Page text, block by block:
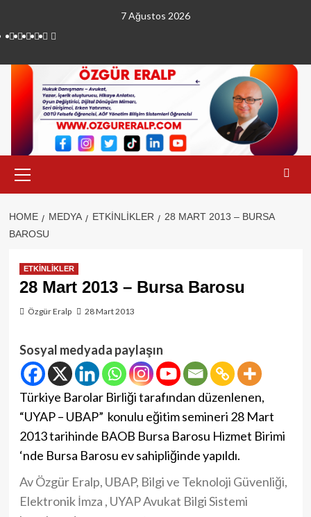
content
7 Ağustos 2026
linkedin
instagram
facebook
twitter
tiktokyoutube
Menu
HOME MEDYA ETKİNLİKLER
28 MART 2013 – BURSA
BAROSU
ETKİNLİKLER
28 Mart 2013 – Bursa Barosu
Özgür Eralp 28 Mart 2013
Sosyal medyada paylaşın
Türkiye Barolar Birliği tarafından düzenlenen,
“UYAP – UBAP” konulu eğitim semineri 28 Mart
2013 tarihinde BAOB Bursa Barosu Hizmet Birimi
‘nde Bursa Barosu ev sahipliğinde yapıldı.
Av Özgür Eralp, UBAP, Bilgi ve Teknoloji Güvenliği,
Elektronik İmza , UYAP Avukat Bilgi Sistemi